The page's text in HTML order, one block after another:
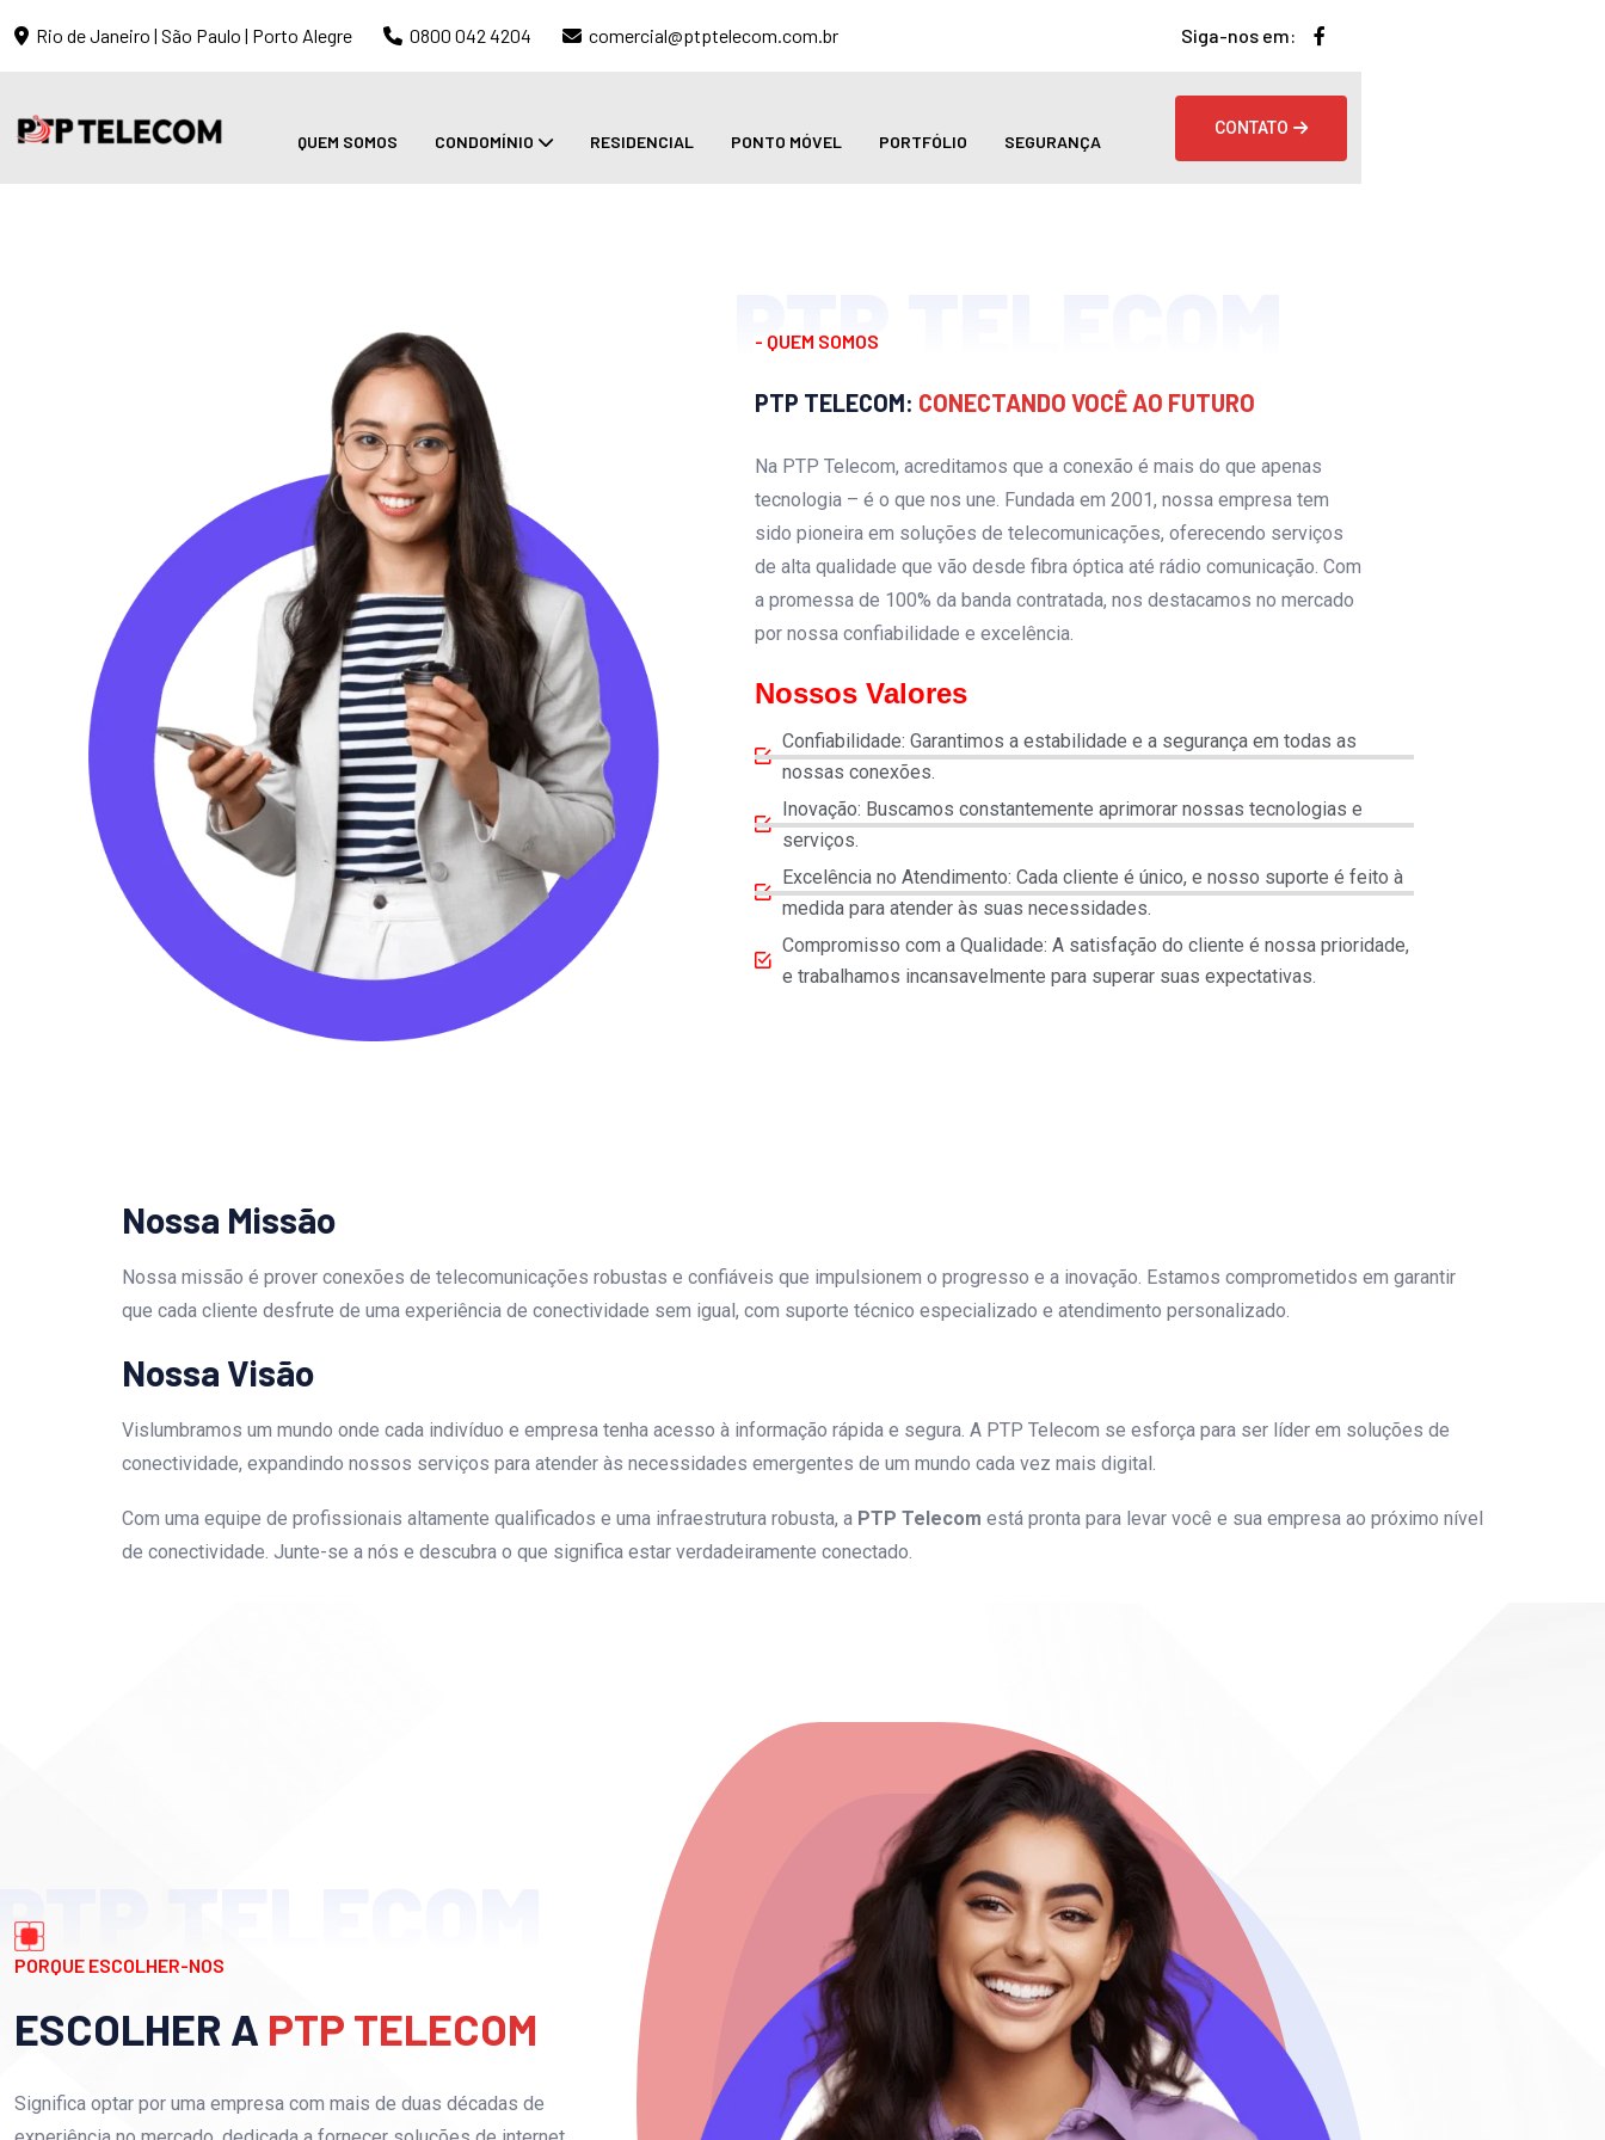
Rio de Janeiro | São Paulo | Porto Alegre 0800 042 4204 comercial@ptptelecom.com.br Siga-nos em:
QUEM SOMOS CONDOMÍNIO RESIDENCIAL PONTO MÓVEL PORTFÓLIO SEGURANÇA
CONTATO
PTP TELECOM
- QUEM SOMOS
PTP TELECOM: CONECTANDO VOCÊ AO FUTURO
Na PTP Telecom, acreditamos que a conexão é mais do que apenas
tecnologia – é o que nos une. Fundada em 2001, nossa empresa tem
sido pioneira em soluções de telecomunicações, oferecendo serviços
de alta qualidade que vão desde fibra óptica até rádio comunicação. Com
a promessa de 100% da banda contratada, nos destacamos no mercado
por nossa confiabilidade e excelência.
Nossos Valores
Confiabilidade: Garantimos a estabilidade e a segurança em todas as
nossas conexões.
Inovação: Buscamos constantemente aprimorar nossas tecnologias e
serviços.
Excelência no Atendimento: Cada cliente é único, e nosso suporte é feito à
medida para atender às suas necessidades.
Compromisso com a Qualidade: A satisfação do cliente é nossa prioridade,
e trabalhamos incansavelmente para superar suas expectativas.
Nossa Missão
Nossa missão é prover conexões de telecomunicações robustas e confiáveis que impulsionem o progresso e a inovação. Estamos comprometidos em garantir
que cada cliente desfrute de uma experiência de conectividade sem igual, com suporte técnico especializado e atendimento personalizado.
Nossa Visão
Vislumbramos um mundo onde cada indivíduo e empresa tenha acesso à informação rápida e segura. A PTP Telecom se esforça para ser líder em soluções de
conectividade, expandindo nossos serviços para atender às necessidades emergentes de um mundo cada vez mais digital.
Com uma equipe de profissionais altamente qualificados e uma infraestrutura robusta, a PTP Telecom está pronta para levar você e sua empresa ao próximo nível
de conectividade. Junte-se a nós e descubra o que significa estar verdadeiramente conectado.
TELECOM
PORQUE ESCOLHER-NOS
ESCOLHER A PTP TELECOM
Significa optar por uma empresa com mais de duas décadas de